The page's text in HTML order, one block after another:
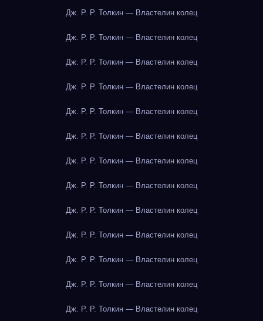
Дж. Р. Р. Толкин — Властелин колец
Дж. Р. Р. Толкин — Властелин колец
Дж. Р. Р. Толкин — Властелин колец
Дж. Р. Р. Толкин — Властелин колец
Дж. Р. Р. Толкин — Властелин колец
Дж. Р. Р. Толкин — Властелин колец
Дж. Р. Р. Толкин — Властелин колец
Дж. Р. Р. Толкин — Властелин колец
Дж. Р. Р. Толкин — Властелин колец
Дж. Р. Р. Толкин — Властелин колец
Дж. Р. Р. Толкин — Властелин колец
Дж. Р. Р. Толкин — Властелин колец
Дж. Р. Р. Толкин — Властелин колец